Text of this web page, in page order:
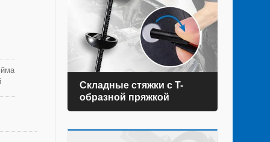
Складные стяжки с T-
образной пряжкой